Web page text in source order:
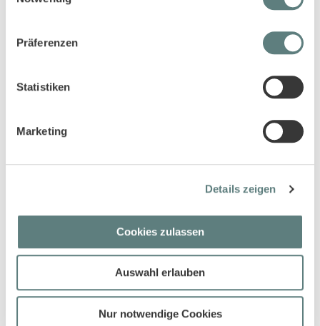
Präferenzen
Statistiken
Marketing
Details zeigen
Cookies zulassen
Auswahl erlauben
Nur notwendige Cookies
14,95 €
Baby Merino Cardigan in grau
mélange, Modell MARLOO
Baby Jacke in blaugrau, Modell
YANNIE